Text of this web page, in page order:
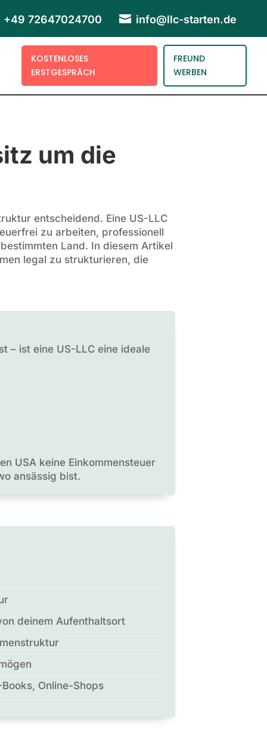
+49 72647024700  info@llc-starten.de
KOSTENLOSES
ERSTGESPRÄCH
FREUND
WERBEN
um die
entscheidend. Eine US-LLC
zu arbeiten, professionell
Land. In diesem Artikel
legal zu strukturieren, die
– ist eine US-LLC eine ideale
USA keine Einkommensteuer
ansässig bist.
deinem Aufenthaltsort
Online-Shops